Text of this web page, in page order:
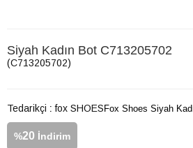
Siyah Kadın Bot C713205702
(C713205702)
Tedarikçi : fox SHOES
%20 İndirim
Fox Shoes Siyah